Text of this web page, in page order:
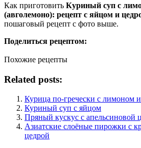
Как приготовить Куриный суп с
(авголемоно): рецепт с яйцом и
пошаговый рецепт с фото выше.
Поделиться рецептом:
Похожие рецепты
Related posts:
Курица по-гречески с лимоном
Куриный суп с яйцом
Пряный кускус с апельсиновой
Азиатские слоёные пирожки с
цедрой